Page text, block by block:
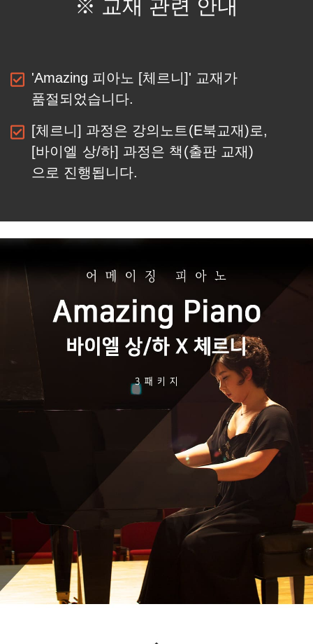
※ 교재 관련 안내
'Amazing 피아노 [체르니]' 교재가
품절되었습니다.
[체르니] 과정은 강의노트(E북교재)로,
[바이엘 상/하] 과정은 책(출판 교재)
으로 진행됩니다.